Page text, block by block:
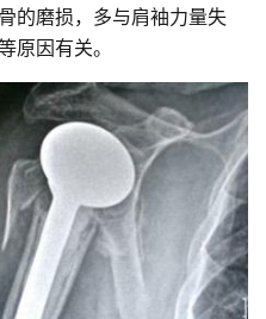
的磨损，多与肩袖力量失
原因有关。